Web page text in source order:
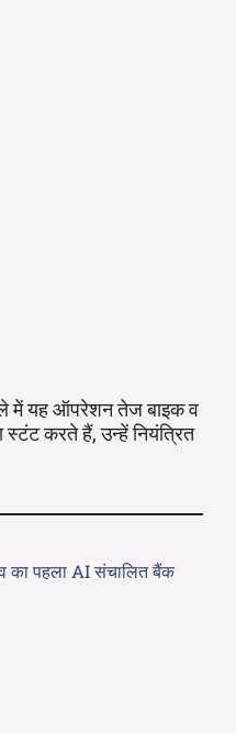
में यह ऑपरेशन तेज बाइक व
करते हैं, उन्हें नियंत्रित
का पहला AI संचालित बैंक